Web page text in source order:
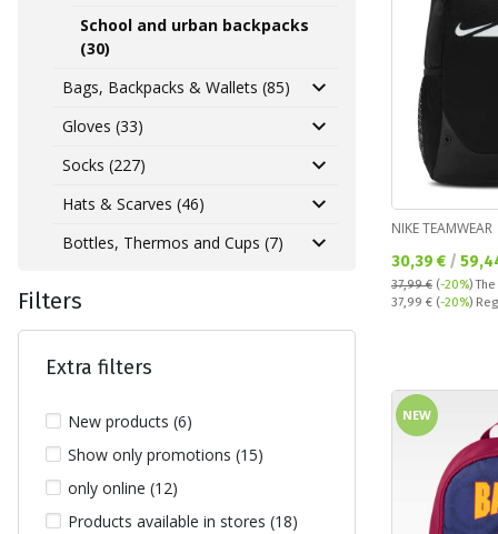
School and urban backpacks
(30)
Bags, Backpacks & Wallets (85)
Gloves (33)
Socks (227)
Hats & Scarves (46)
Bottles, Thermos and Cups (7)
Filters
Extra filters
New products (6)
Show only promotions (15)
only online (12)
Products available in stores (18)
NIKE TEAMWEAR
Текуща цена:
30,39 € /
37,99 € (-20%)
Regular price:
37,99 € (-20%)
NEW